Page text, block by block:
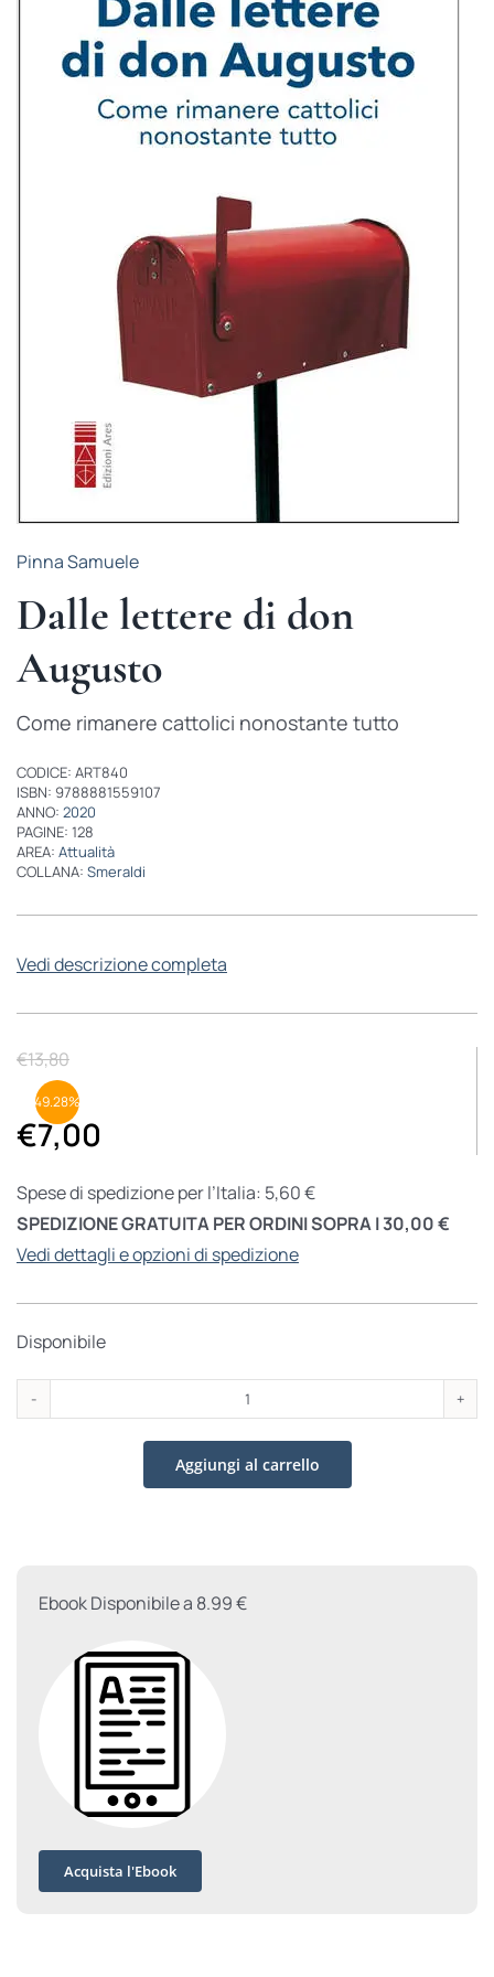
BIOGRAFIE
ATTUALITÀ
Pinna Samuele
Dalle lettere di don
Augusto
Come rimanere cattolici nonostante tutto
CODICE: ART840
ISBN: 9788881559107
ANNO: 2020
PAGINE: 128
AREA: Attualità
COLLANA: Smeraldi
Vedi descrizione completa
€13,80
€7,00
49.28%
Spese di spedizione per l’Italia: 5,60 €
SPEDIZIONE GRATUITA PER ORDINI SOPRA I 30,00 €
Vedi dettagli e opzioni di spedizione
Disponibile
Dalle
lettere
di
Aggiungi al carrello
Ebook Disponibile a 8.99 €
Acquista l'Ebook